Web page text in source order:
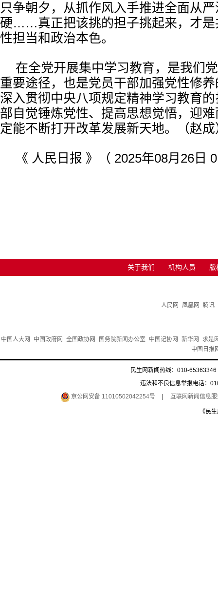
只争朝夕，从抓作风入手推进全面从
硬……真正把该挑的担子挑起来，才是
性担当和政治本色。
在全党开展集中学习教育，是我们
重要途径，也是党员干部加强党性修
深入贯彻中央八项规定精神学习教育
部自觉锤炼党性、提高思想觉悟，迎
定能不断打开改革发展新天地。（赵成
《 人民日报 》（ 2025年08月26日
关于我们 机构人员 版
人民网 凤凰网 腾讯
中国人大网 中国政府网 全国政协网 国务院新闻办公室 中国记协网 新华网
求是
中国日报
民生网新闻热线：010-
违法和不良信息举报电话：
京公网安备 11010502042254号
互联网新闻信息
《民